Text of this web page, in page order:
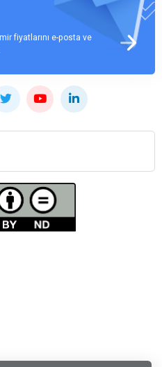
fiyatlarını e-posta ve